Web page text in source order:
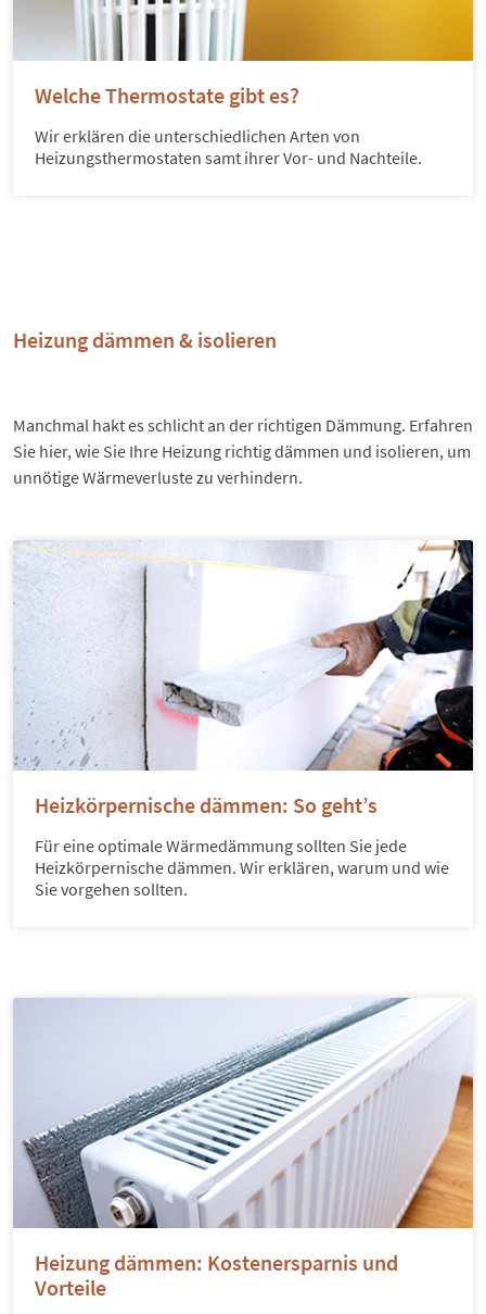
Welche Thermostate gibt es?
Wir erklären die unterschiedlichen Arten von
Heizungsthermostaten samt ihrer Vor- und Nachteile.
Heizung dämmen & isolieren
Manchmal hakt es schlicht an der richtigen Dämmung. Erfahren
Sie hier, wie Sie Ihre Heizung richtig dämmen und isolieren, um
unnötige Wärmeverluste zu verhindern.
Heizkörpernische dämmen: So geht’s
Für eine optimale Wärmedämmung sollten Sie jede
Heizkörpernische dämmen. Wir erklären, warum und wie
Sie vorgehen sollten.
Heizung dämmen: Kostenersparnis und
Vorteile